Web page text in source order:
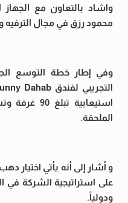
واشاد بالتعاون مع الجهاز
محمود رزق في مجال الترفيه
وفي إطار خطة التوسع
استيعابية
الملحقة.
و أشار إلى أنه يأتي اختيار
على استراتيجية الشركة في
ودولياً.